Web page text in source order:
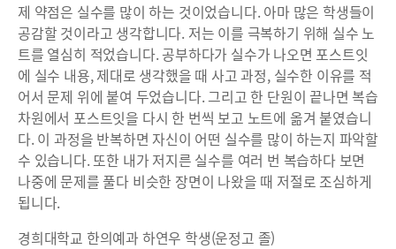
제 약점은 실수를 많이 하는 것이었습니다. 아마 많은 학생들이
공감할 것이라고 생각합니다. 저는 이를 극복하기 위해 실수 노
트를 열심히 적었습니다. 공부하다가 실수가 나오면 포스트잇
에 실수 내용, 제대로 생각했을 때 사고 과정, 실수한 이유를 적
어서 문제 위에 붙여 두었습니다. 그리고 한 단원이 끝나면 복습
차원에서 포스트잇을 다시 한 번씩 보고 노트에 옮겨 붙였습니
다. 이 과정을 반복하면 자신이 어떤 실수를 많이 하는지 파악할
수 있습니다. 또한 내가 저지른 실수를 여러 번 복습하다 보면
나중에 문제를 풀다 비슷한 장면이 나왔을 때 저절로 조심하게
됩니다.
경희대학교 한의예과 하연우 학생(운정고 졸)